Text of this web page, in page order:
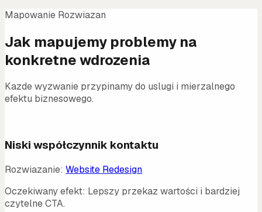
Mapowanie Rozwiazan
Jak mapujemy problemy na
konkretne wdrozenia
Kazde wyzwanie przypinamy do uslugi i mierzalnego
efektu biznesowego.
Niski współczynnik kontaktu
Rozwiazanie: Website Redesign
Oczekiwany efekt: Lepszy przekaz wartości i bardziej
czytelne CTA.